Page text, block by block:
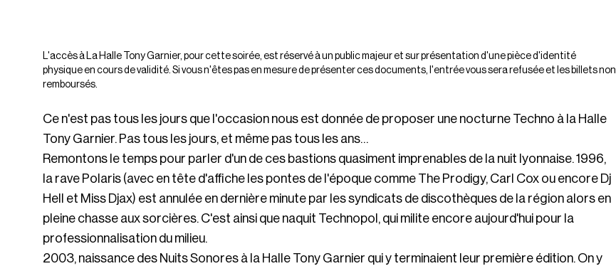
L'accès à La Halle Tony Garnier, pour cette soirée, est réservé à un public majeur et sur présentation d'une pièce d'identité
physique en cours de validité. Si vous n'êtes pas en mesure de présenter ces documents, l'entrée vous sera refusée et les billets non
remboursés.
Ce n'est pas tous les jours que l'occasion nous est donnée de proposer une nocturne Techno à la Halle
Tony Garnier. Pas tous les jours, et même pas tous les ans…
Remontons le temps pour parler d'un de ces bastions quasiment imprenables de la nuit lyonnaise. 1996,
la rave Polaris (avec en tête d'affiche les pontes de l'époque comme The Prodigy, Carl Cox ou encore Dj
Hell et Miss Djax) est annulée en dernière minute par les syndicats de discothèques de la région alors en
pleine chasse aux sorcières. C'est ainsi que naquit Technopol, qui milite encore aujourd'hui pour la
professionnalisation du milieu.
2003, naissance des Nuits Sonores à la Halle Tony Garnier qui y terminaient leur première édition. On y